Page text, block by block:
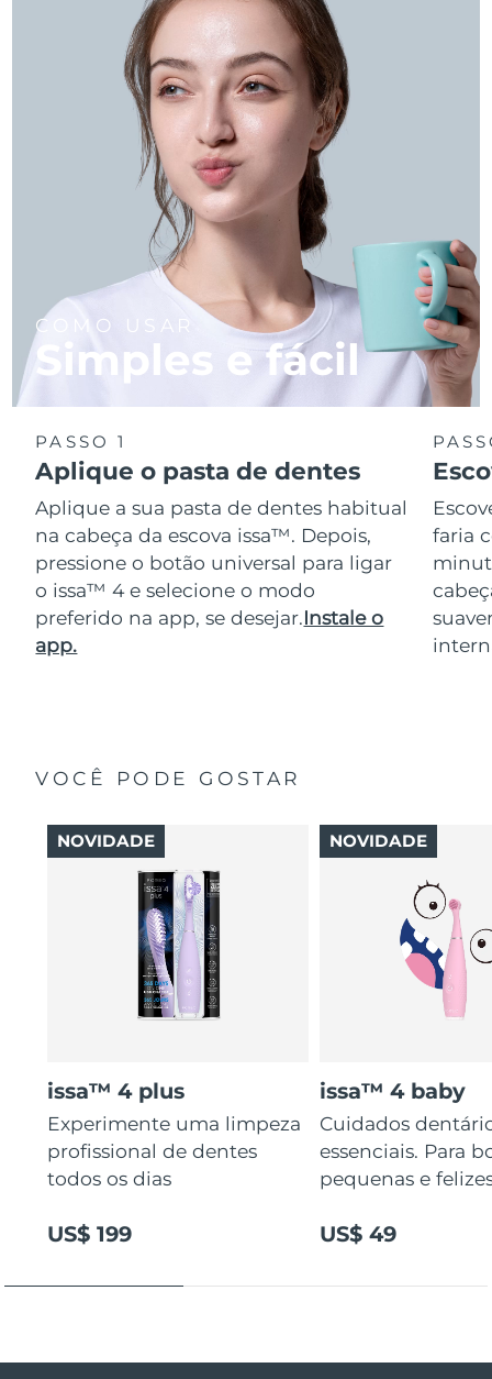
COMO USAR
Simples e fácil
PASSO 1
Aplique o pasta de dentes
Aplique a sua pasta de dentes habitual
na cabeça da escova issa™. Depois,
pressione o botão universal para ligar
o issa™ 4 e selecione o modo
preferido na app, se desejar.Instale o
app.
faria
VOCÊ PODE GOSTAR
issa™ 4 plus
Experimente uma limpeza
profissional de dentes
todos os dias
US$ 199
NOVIDADE
issa™ 4 baby
Cuidados
essenciais. Para
pequenas e
US$ 49
NOVIDADE